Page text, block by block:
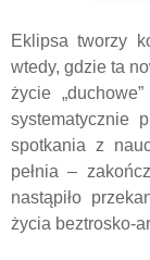
Eklipsa tworzy
wtedy, gdzie ta
życie
systematycznie
spotkania z
pełnia –
nastąpiło
życia beztrosko-